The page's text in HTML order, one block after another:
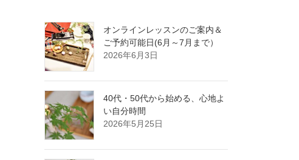
オンラインレッスンのご案内＆
ご予約可能日(6月～7月まで）
2026年6月3日
40代・50代から始める、心地よ
い自分時間
2026年5月25日